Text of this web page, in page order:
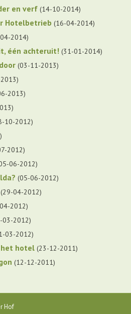
en verf 14-10-2014
Hotelbetrieb 16-04-2014
2014
één achteruit! 31-01-2014
03-11-2013
2013
10-2012
2012
06-2012
05-06-2012
29-04-2012
2012
03-2012
03-2012
het hotel 23-12-2011
12-12-2011
Hof